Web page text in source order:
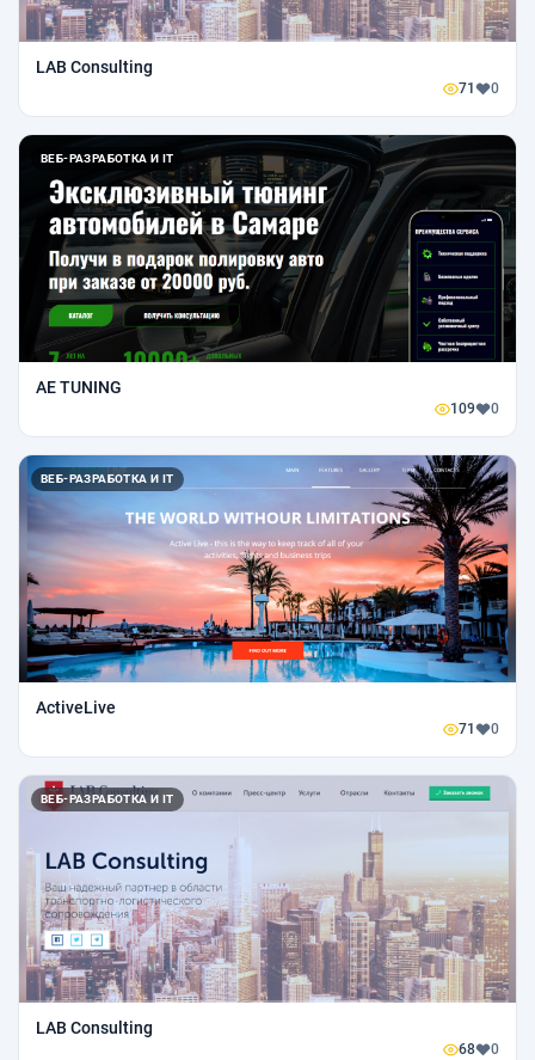
LAB Consulting
71 0
ВЕБ-РАЗРАБОТКА И IT
AE TUNING
109 0
ВЕБ-РАЗРАБОТКА И IT
ActiveLive
71 0
ВЕБ-РАЗРАБОТКА И IT
LAB Consulting
68 0